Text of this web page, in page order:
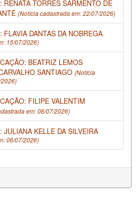
RENATA TORRES SARMENTO DE
(Notícia cadastrada em: 22/07/2026)
FLAVIA DANTAS DA NOBREGA
15/07/2026)
BEATRIZ LEMOS
SANTIAGO (Notícia
FILIPE VALENTIM
em: 06/07/2026)
JULIANA KELLE DA SILVEIRA
06/07/2026)